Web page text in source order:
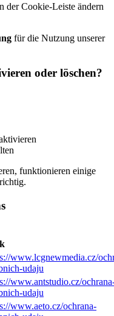
der Cookie‑Leiste ändern
für die Nutzung unserer
oder löschen?
funktionieren einige
www.lcgnewmedia.cz/
udaju
www.antstudio.cz/
udaju
www.aeto.cz/ochrana-